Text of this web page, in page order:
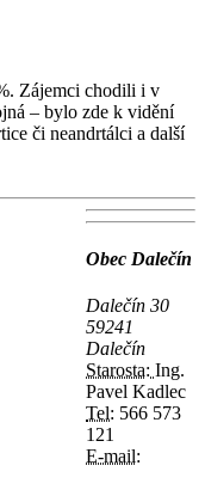
Zájemci chodili i v
– bylo zde k vidění
či neandrtálci a další
Obec Dalečín
Dalečín 30
59241
Dalečín
Starosta: Ing.
Pavel Kadlec
Tel: 566 573
121
E-mail: